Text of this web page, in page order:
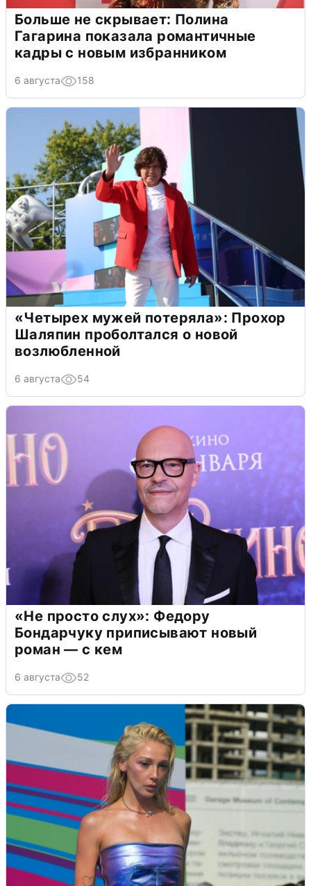
Больше не скрывает: Полина
Гагарина показала романтичные
кадры с новым избранником
6 августа 158
«Четырех мужей потеряла»: Прохор
Шаляпин проболтался о новой
возлюбленной
6 августа 54
«Не просто слух»: Федору
Бондарчуку приписывают новый
роман — с кем
6 августа 52